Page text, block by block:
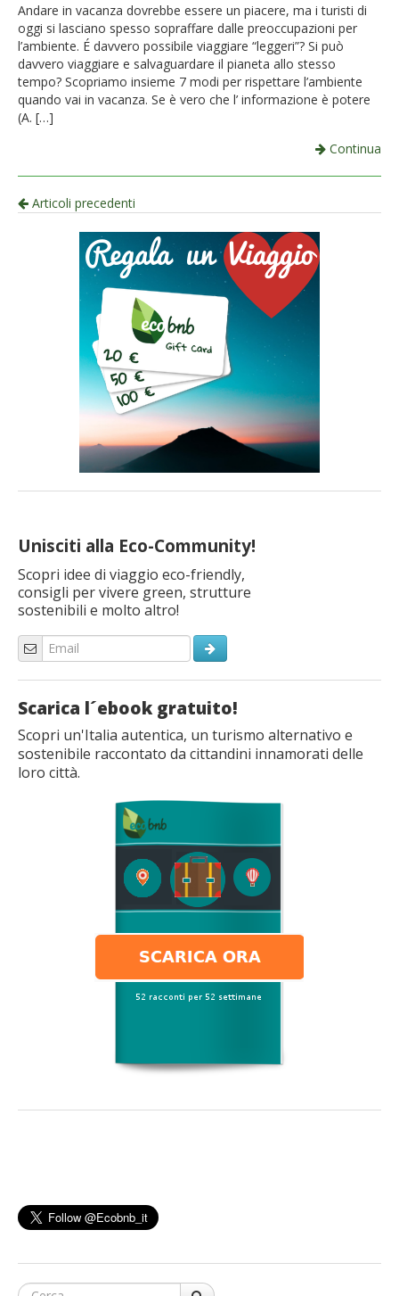
Andare in vacanza dovrebbe essere un piacere, ma i turisti di
oggi si lasciano spesso sopraffare dalle preoccupazioni per
l’ambiente. É davvero possibile viaggiare “leggeri”? Si può
davvero viaggiare e salvaguardare il pianeta allo stesso
tempo? Scopriamo insieme 7 modi per rispettare l’ambiente
quando vai in vacanza. Se è vero che l’ informazione è potere
(A. […]
Continua
Navigazione
articolo
Articoli precedenti
Unisciti alla Eco-Community!
Scopri idee di viaggio eco-friendly,
consigli per vivere green, strutture
sostenibili e molto altro!
Scarica l´ebook gratuito!
Scopri un'Italia autentica, un turismo alternativo e
sostenibile raccontato da cittandini innamorati delle
loro città.
Cerca